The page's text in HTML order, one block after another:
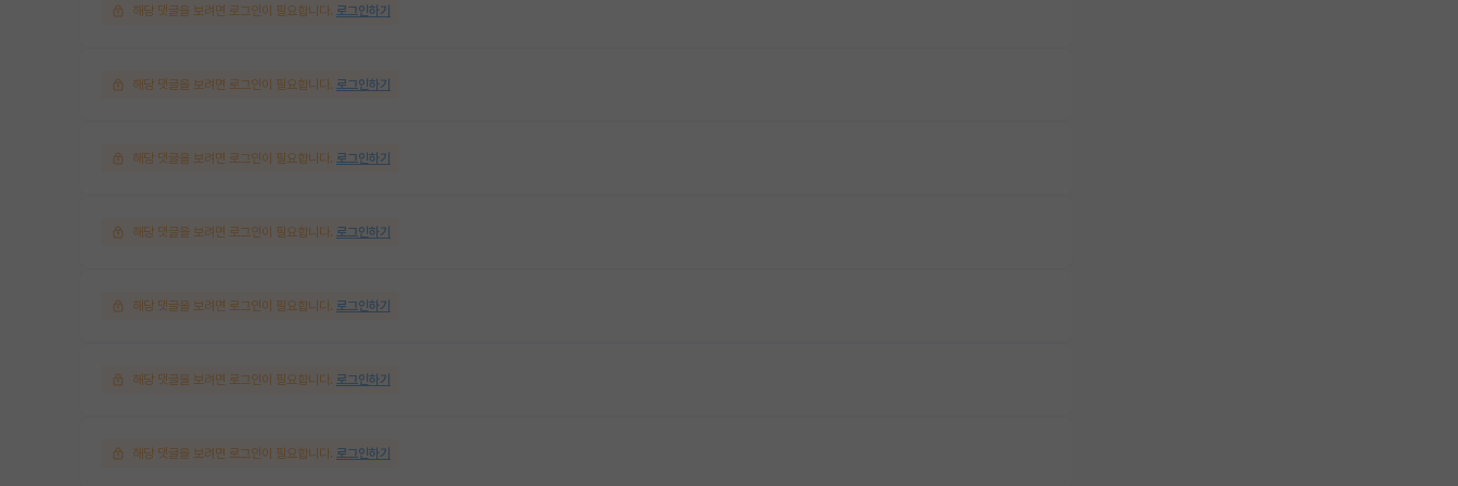
해당 댓글을 보려면 로그인이 필요합니다. 로그인하기
해당 댓글을 보려면 로그인이 필요합니다. 로그인하기
해당 댓글을 보려면 로그인이 필요합니다. 로그인하기
해당 댓글을 보려면 로그인이 필요합니다. 로그인하기
해당 댓글을 보려면 로그인이 필요합니다. 로그인하기
해당 댓글을 보려면 로그인이 필요합니다. 로그인하기
해당 댓글을 보려면 로그인이 필요합니다. 로그인하기